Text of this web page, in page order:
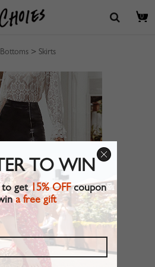
0
Bottoms > Skirts
TO WIN
to get15% OFFcoupon
a free gift